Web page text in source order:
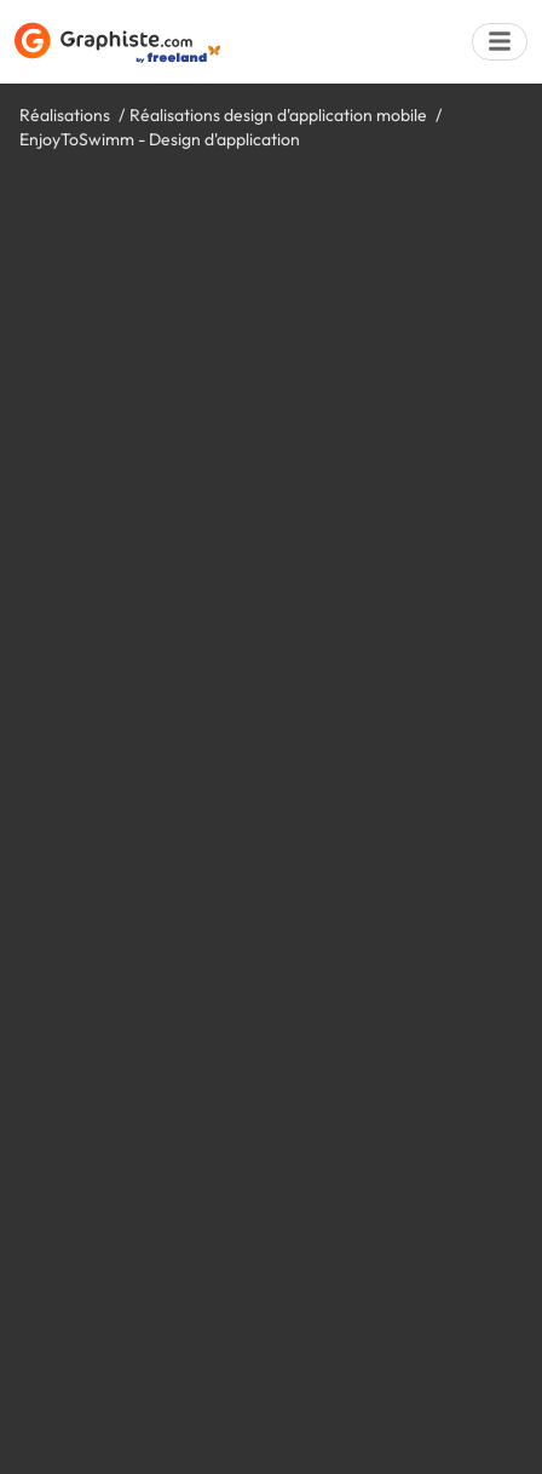
Réalisations
Réalisations design d'application mobile
EnjoyToSwimm - Design d'application